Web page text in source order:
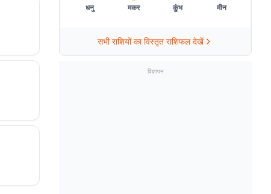
धनु मकर कुंभ मीन
सभी राशियों का विस्तृत राशिफल देखें
विज्ञापन